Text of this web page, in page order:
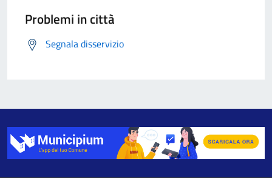
Problemi in città
Segnala disservizio